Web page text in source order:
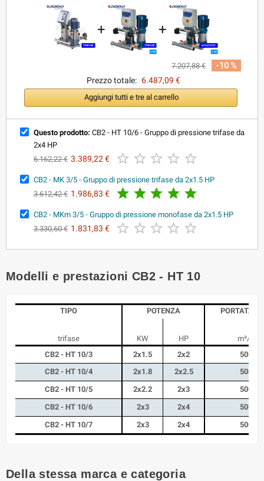
+ +
7.207,88 €
-10 %
Prezzo totale: 6.487,09 €
Aggiungi tutti e tre al carrello
Questo prodotto: CB2 - HT 10/6 - Gruppo di pressione trifase da
2x4 HP
6.162,22 € 3.389,22 €     
CB2 - MK 3/5 - Gruppo di pressione trifase da 2x1.5 HP
3.612,42 € 1.986,83 €     
CB2 - MKm 3/5 - Gruppo di pressione monofase da 2x1.5 HP
3.330,60 € 1.831,83 €     
Modelli e prestazioni CB2 - HT 10
TIPO
trifase
CB2 - HT 10/3
CB2 - HT 10/4
CB2 - HT 10/5
CB2 - HT 10/6
CB2 - HT 10/7
POTENZA
KW
HP
2x1.5
2x2
2x1.8
2x2.5
2x2.2
2x3
2x3
2x4
2x3
2x4
PORTATA
m³/h
500
500
500
500
500
Della stessa marca e categoria